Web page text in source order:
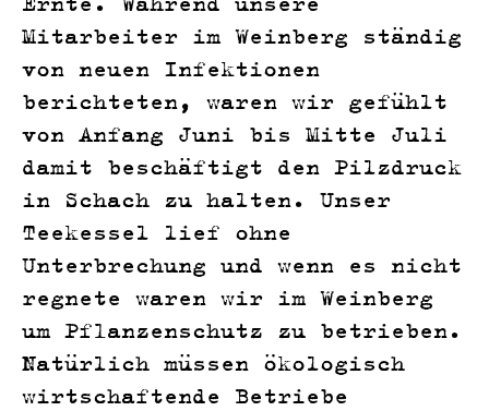
Mitarbeiter im Weinberg ständig
von neuen Infektionen
berichteten, waren wir gefühlt
von Anfang Juni bis Mitte Juli
damit beschäftigt den Pilzdruck
in Schach zu halten. Unser
Teekessel lief ohne
Unterbrechung und wenn es nicht
regnete waren wir im Weinberg
um Pflanzenschutz zu betrieben.
Natürlich müssen ökologisch
wirtschaftende Betriebe